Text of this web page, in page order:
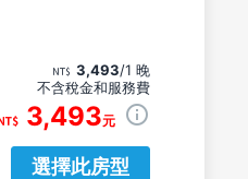
3,493/1 晚
不含稅金和服務費
3,493元
選擇此房型